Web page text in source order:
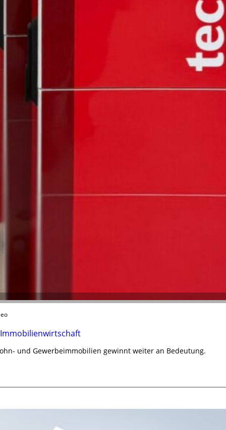
und Gewerbeimmobilien gewinnt weiter an Bedeutung.